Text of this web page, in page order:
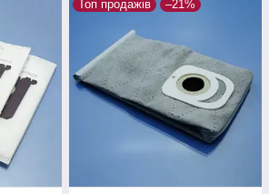
Топ продажів –21%